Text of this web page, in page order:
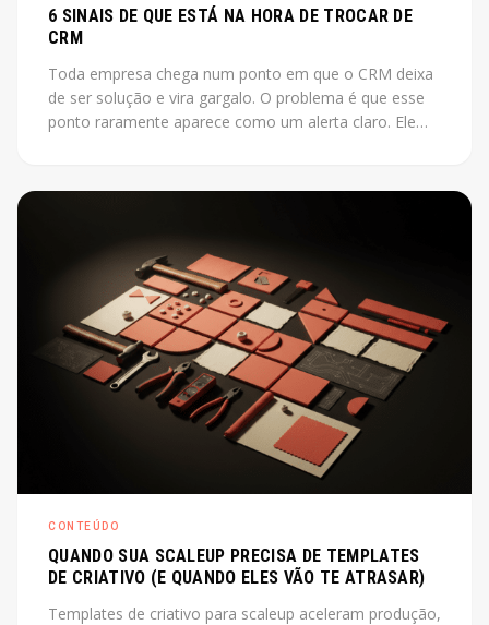
6 SINAIS DE QUE ESTÁ NA HORA DE TROCAR DE
CRM
Toda empresa chega num ponto em que o CRM deixa
de ser solução e vira gargalo. O problema é que esse
ponto raramente aparece como um alerta claro. Ele
CONTEÚDO
QUANDO SUA SCALEUP PRECISA DE TEMPLATES
DE CRIATIVO (E QUANDO ELES VÃO TE ATRASAR)
Templates de criativo para scaleup aceleram produção,